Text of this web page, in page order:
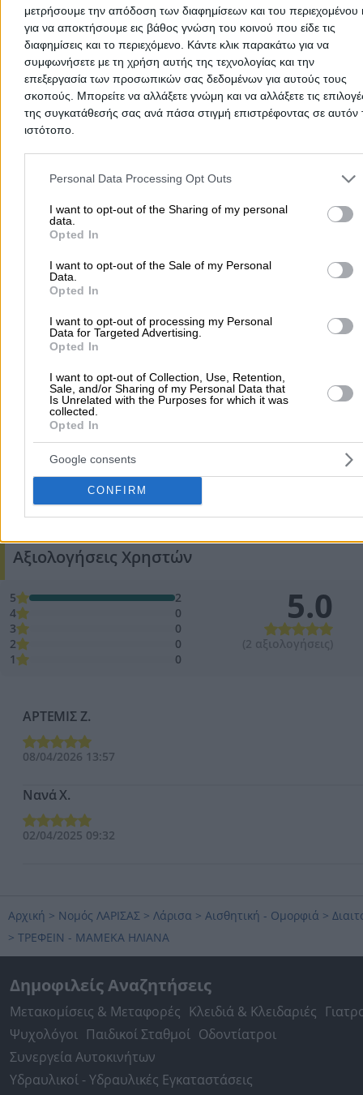
μετρήσουμε την απόδοση των διαφημίσεων και του περιεχομένου
για να αποκτήσουμε εις βάθος γνώση του κοινού που είδε τις
διαφημίσεις και το περιεχόμενο. Κάντε κλικ παρακάτω για να
συμφωνήσετε με τη χρήση αυτής της τεχνολογίας και την
επεξεργασία των προσωπικών σας δεδομένων για αυτούς τους
σκοπούς. Μπορείτε να αλλάξετε γνώμη και να αλλάξετε τις
της συγκατάθεσής σας ανά πάσα στιγμή επιστρέφοντας σε αυτόν
ιστότοπο.
Please note that this website/app uses one or more Google
and may gather and store information including but not limited to
to Google and its third-party tags to use your data for below
purposes in below Google consent section.
Personal Data Processing Opt Outs
I want to opt-out of the Sharing of my personal
data.
Opted In
I want to opt-out of the Sale of my Personal
Data.
Opted In
I want to opt-out of processing my Personal
Data for Targeted Advertising.
Opted In
I want to opt-out of Collection, Use, Retention,
Sale, and/or Sharing of my Personal Data that
Is Unrelated with the Purposes for which it was
collected.
Opted In
Google consents
CONFIRM
Δευτέρα
Τρίτη
Τετάρτη και Παρασκευή από 09:00 έως 14:00 και από
21:00
Πέμπτη από 09:00 έως 14:00
Περιοχές που Εξυπηρετεί
Λάρισα
Υπεύθυνος Επικοινωνίας:ΗΛΙΑΝΑ ΜΑΜΕΚΑ, Τηλ:
2410597101, Κιν: 6972861437,
Προσθήκη Αξιολόγησης
Προσθήκη αξιολόγησης
Αξιολογήσεις Χρηστών
5
2
4
0
3
0
2
0
1
0
5.0
(2 αξιολογήσεις)
ΑΡΤΕΜΙΣ Ζ.
08/04/2026 13:57
Νανά Χ.
02/04/2025 09:32
Αρχική > Νομός ΛΑΡΙΣΑΣ > Λάρισα > Αισθητική - Ομορφιά >
> ΤΡΕΦΕΙΝ - ΜΑΜΕΚΑ ΗΛΙΑΝΑ
Δημοφιλείς Αναζητήσεις
Μετακομίσεις & Μεταφορές Κλειδιά & Κλειδαριές
Ψυχολόγοι Παιδικοί Σταθμοί Οδοντίατροι
Συνεργεία Αυτοκινήτων
Υδραυλικοί - Υδραυλικές Εγκαταστάσεις